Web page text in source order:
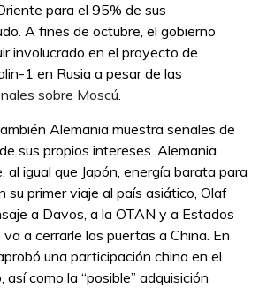
para el 95% de sus
A fines de octubre, el gobierno
involucrado en el proyecto de
1 en Rusia a pesar de las
sobre Moscú.
Alemania muestra señales de
sus propios intereses. Alemania
al igual que Japón, energía barata para
su primer viaje al país asiático, Olaf
a Davos, a la OTAN y a Estados
a cerrarle las puertas a China. En
una participación china en el
como la “posible” adquisición